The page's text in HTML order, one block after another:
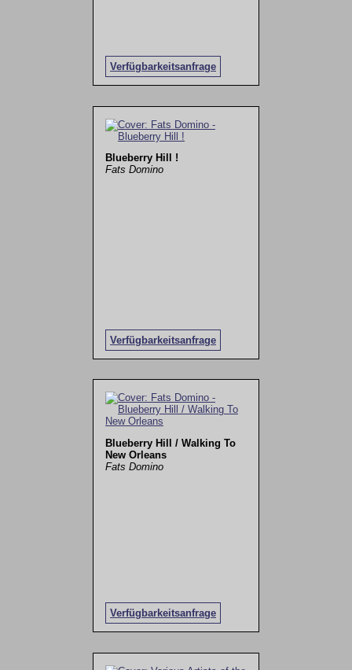
Verfügbarkeitsanfrage
Blueberry Hill !
Fats Domino
Verfügbarkeitsanfrage
Blueberry Hill / Walking To
New Orleans
Fats Domino
Verfügbarkeitsanfrage